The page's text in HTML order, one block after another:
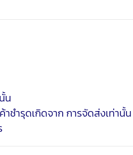
น
ชำรุดเกิดจาก การจัดส่งเท่านั้